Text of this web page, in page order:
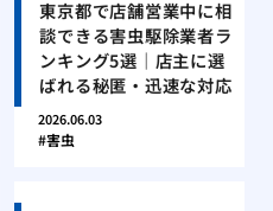
東京都で店舗営業中に相
談できる害虫駆除業者ラ
ンキング5選｜店主に選
ばれる秘匿・迅速な対応
2026.06.03
害虫